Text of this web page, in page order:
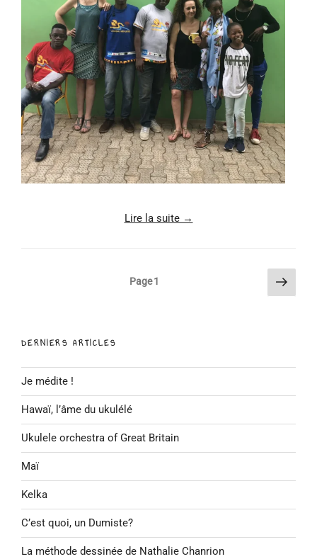
Lire la suite →
publications
Page1
Page
DERNIERS ARTICLES
Je médite !
Hawaï, l’âme du ukulélé
Ukulele orchestra of Great Britain
Maï
Kelka
C’est quoi, un Dumiste?
La méthode dessinée de Nathalie Chanrion